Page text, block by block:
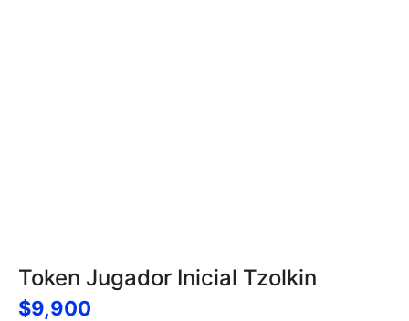
Token Jugador Inicial Tzolkin
$9,900